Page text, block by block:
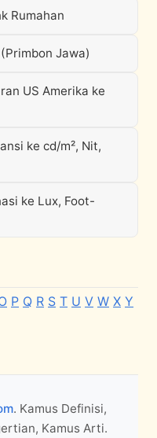
Rumahan
Jawa)
US Amerika ke
ke cd/m², Nit,
ke Lux, Foot-
P Q R S T U V W X Y
. Kamus Definisi,
Kamus Arti.